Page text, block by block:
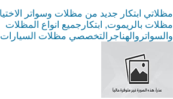
مظلات بالريموت, ابتكارجميع انواع المظلات
والسواتروالهناجرالتخصصي مظلات السيارات